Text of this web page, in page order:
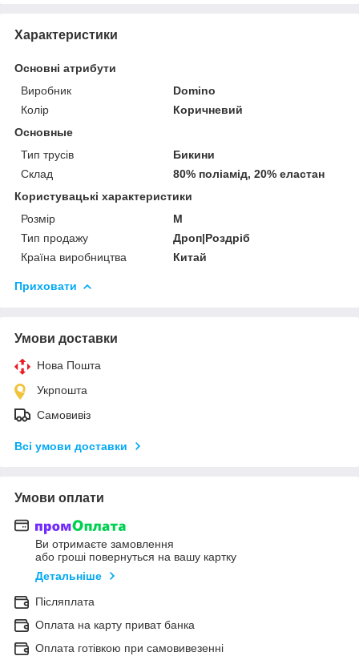
Характеристики
Основні атрибути
Виробник
Domino
Колір
Коричневий
Основные
Тип трусів
Бикини
Склад
80% поліамід, 20% еластан
Користувацькі характеристики
Розмір
M
Тип продажу
Дроп|Роздріб
Країна виробництва
Китай
Приховати
Умови доставки
Нова Пошта
Укрпошта
Самовивіз
Всі умови доставки
Умови оплати
Ви отримаєте замовлення
або гроші повернуться на вашу картку
Детальніше
Післяплата
Оплата на карту приват банка
Оплата готівкою при самовивезенні